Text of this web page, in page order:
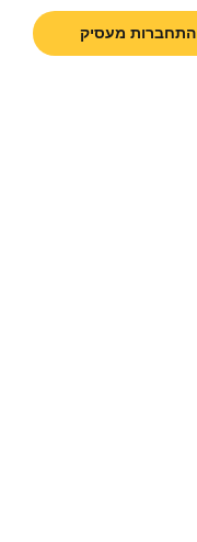
התחברות מעסיק